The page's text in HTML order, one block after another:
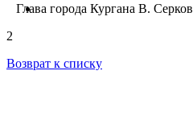
Глава города Кургана В. Серков
2
Возврат к списку